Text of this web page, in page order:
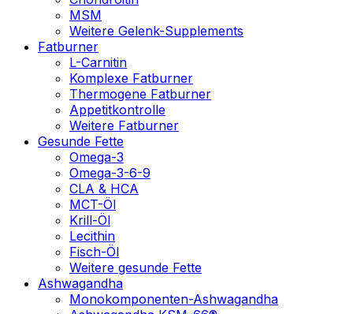
MSM
Weitere Gelenk-Supplements
Fatburner
L-Carnitin
Komplexe Fatburner
Thermogene Fatburner
Appetitkontrolle
Weitere Fatburner
Gesunde Fette
Omega-3
Omega-3-6-9
CLA & HCA
MCT-Öl
Krill-Öl
Lecithin
Fisch-Öl
Weitere gesunde Fette
Ashwagandha
Monokomponenten-Ashwagandha